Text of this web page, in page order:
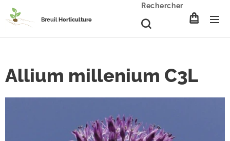
BreuilHorticulture
Rechercher
Allium millenium C3L